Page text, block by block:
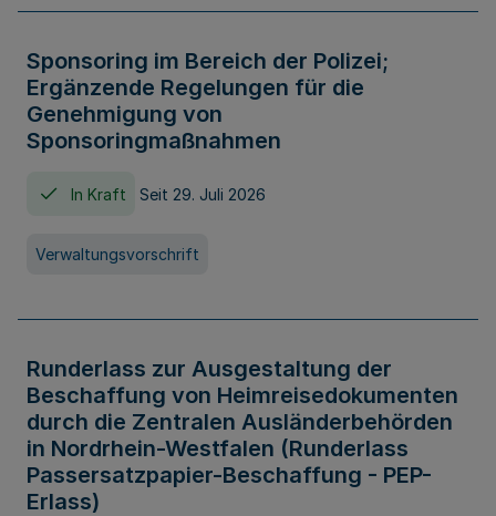
Sponsoring im Bereich der Polizei;
Ergänzende Regelungen für die
Genehmigung von
Sponsoringmaßnahmen
In Kraft Seit 29. Juli 2026
Verwaltungsvorschrift
Runderlass zur Ausgestaltung der
Beschaffung von Heimreisedokumenten
durch die Zentralen Ausländerbehörden
in Nordrhein-Westfalen (Runderlass
Passersatzpapier-Beschaffung - PEP-
Erlass)